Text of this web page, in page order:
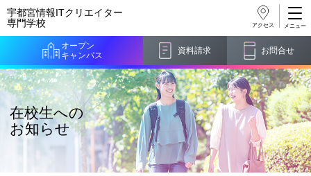
宇都宮情報ITクリエイター
専門学校
オープン
キャンパス
資料請求 お問合せ
アクセス
在校生への
お知らせ